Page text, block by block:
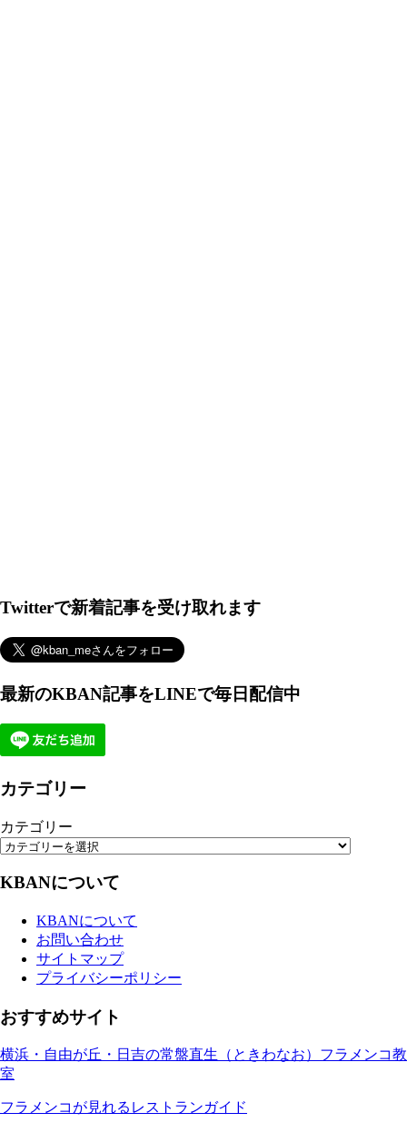
Twitterで新着記事を受け取れます
最新のKBAN記事をLINEで毎日配信中
カテゴリー
カテゴリー
KBANについて
KBANについて
お問い合わせ
サイトマップ
プライバシーポリシー
おすすめサイト
横浜・自由が丘・日吉の常盤直生（ときわなお）フラメンコ教
室
フラメンコが見れるレストランガイド